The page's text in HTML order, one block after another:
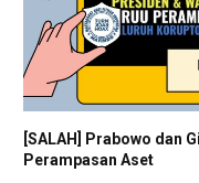
[SALAH] Prabowo dan
Perampasan Aset